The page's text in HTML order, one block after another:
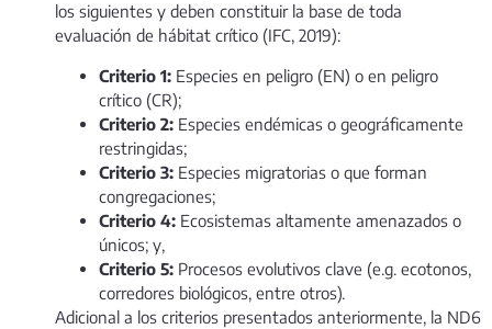
los siguientes y deben constituir la base de toda
evaluación de hábitat crítico (IFC, 2019):
Criterio 1: Especies en peligro (EN) o en peligro
crítico (CR);
Criterio 2: Especies endémicas o geográficamente
restringidas;
Criterio 3: Especies migratorias o que forman
congregaciones;
Criterio 4: Ecosistemas altamente amenazados o
únicos; y,
Criterio 5: Procesos evolutivos clave (e.g. ecotonos,
corredores biológicos, entre otros).
Adicional a los criterios presentados anteriormente, la ND6